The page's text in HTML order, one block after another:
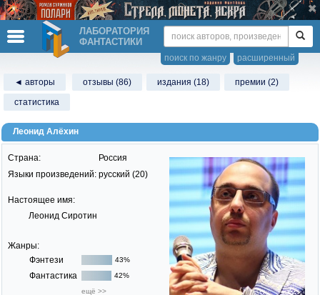
ЛАБОРАТОРИЯ
ФАНТАСТИКИ
расширенный
поиск по жанру
◄ авторы отзывы (86) издания (18)
премии (2)
статистика
Леонид Алёхин
Страна:
Россия
Языки произведений: русский (20)
Настоящее имя:
Леонид Сиротин
Жанры:
Фэнтези
43%
Фантастика
42%
ещё >>